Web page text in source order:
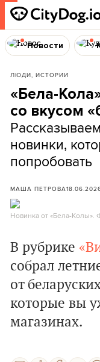
Новости
ЛЮДИ, ИСТОРИИ
«Бела-
со вкусом
новинки,
попробовать
МАША ПЕТРОВА
Новинка от «Бела-Колы».
В рубрике
собрал
от
которые вы
магазинах.